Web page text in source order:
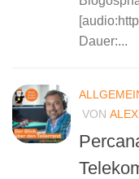
Dauer:...
VON